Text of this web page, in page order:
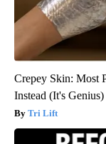
Crepey Skin: Most
Instead (It's Genius)
Tri Lift